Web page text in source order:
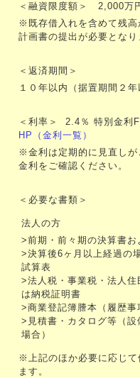
＜融資限度額＞ 2,000万
※既存借入れを含めて残
計画書の提出が必要となり
＜返済期間＞
１０年以内（据置期間２年
＜利率＞ 2.4％ 特別金
HP（金利一覧）
※金利は定期的に見直し
金利をご確認ください。
＜必要な書類＞
法人の方
>前期・前々期の決算書お
>決算後6ヶ月以上経過の
試算表
>法人税・事業税・法人住
は納税証明書
>商業登記簿謄本（履歴事
>見積書・カタログ等（設
場合）
※上記のほか必要に応じ
ます。